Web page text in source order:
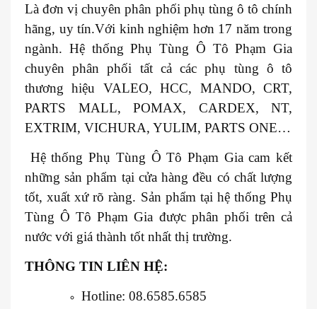
Là đơn vị chuyên phân phối phụ tùng ô tô chính
hãng, uy tín.Với kinh nghiệm hơn 17 năm trong
ngành. Hệ thống Phụ Tùng Ô Tô Phạm Gia
chuyên phân phối tất cả các phụ tùng ô tô
thương hiệu VALEO, HCC, MANDO, CRT,
PARTS MALL, POMAX, CARDEX, NT,
EXTRIM, VICHURA, YULIM, PARTS ONE…
Hệ thống Phụ Tùng Ô Tô Phạm Gia cam kết
những sản phẩm tại cửa hàng đều có chất lượng
tốt, xuất xứ rõ ràng. Sản phẩm tại hệ thống Phụ
Tùng Ô Tô Phạm Gia được phân phối trên cả
nước với giá thành tốt nhất thị trường.
THÔNG TIN LIÊN HỆ:
Hotline: 08.6585.6585